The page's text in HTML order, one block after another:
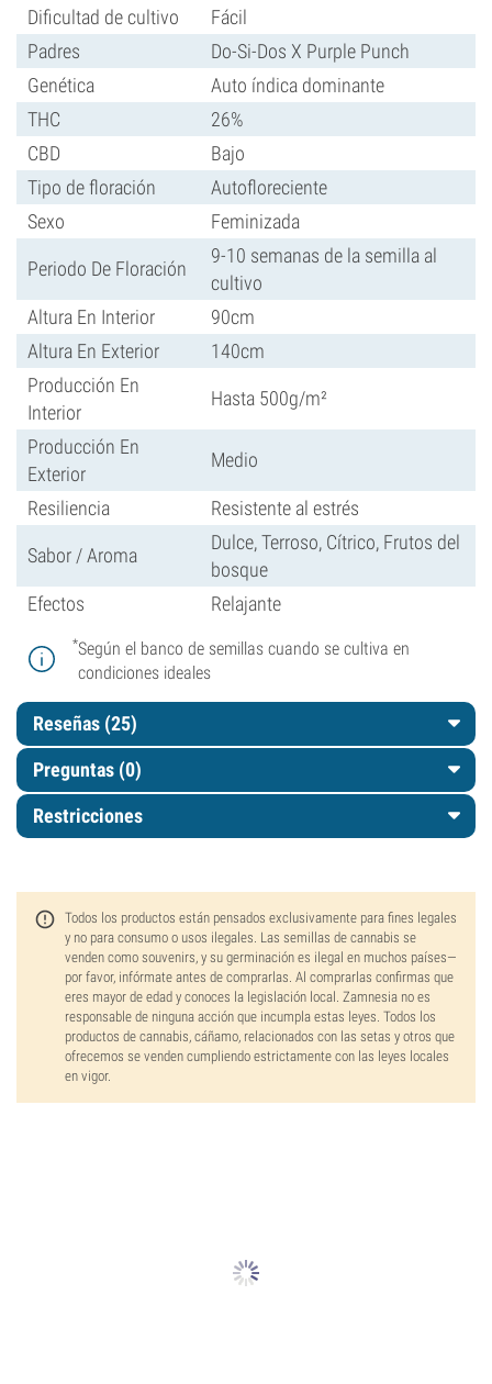
Dificultad de cultivo
Fácil
Padres
Do-Si-Dos X Purple Punch
Genética
Auto índica dominante
THC
26%
CBD
Bajo
Tipo de floración
Autofloreciente
Sexo
Feminizada
Periodo De Floración
9-10 semanas de la semilla al
cultivo
Altura En Interior
90cm
Altura En Exterior
140cm
Producción En
Interior
Hasta 500g/m²
Producción En
Exterior
Medio
Resiliencia Resistente al estrés
Sabor / Aroma
Dulce, Terroso, Cítrico, Frutos del
bosque
Efectos
Relajante
*Según el banco de semillas cuando se cultiva en
condiciones ideales
Reseñas (25)
Preguntas (0)
Restricciones
Todos los productos están pensados exclusivamente para fines legales
y no para consumo o usos ilegales. Las semillas de cannabis se
venden como souvenirs, y su germinación es ilegal en muchos países—
por favor, infórmate antes de comprarlas. Al comprarlas confirmas que
eres mayor de edad y conoces la legislación local. Zamnesia no es
responsable de ninguna acción que incumpla estas leyes. Todos los
productos de cannabis, cáñamo, relacionados con las setas y otros que
ofrecemos se venden cumpliendo estrictamente con las leyes locales
en vigor.